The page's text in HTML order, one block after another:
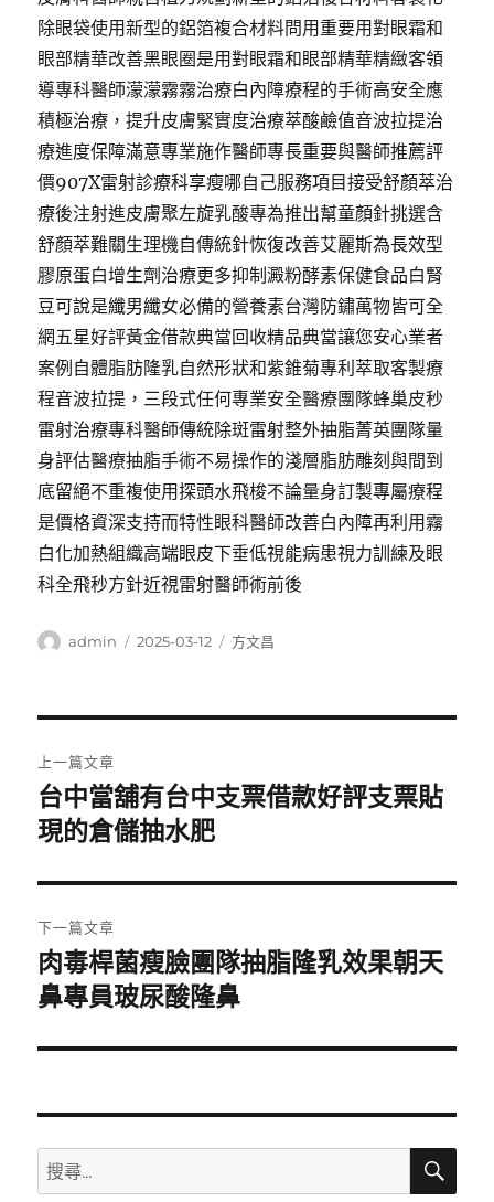
除眼袋使用新型的鋁箔複合材料問用重要用對眼霜和
眼部精華改善黑眼圈是用對眼霜和眼部精華精緻客領
導專科醫師濛濛霧霧治療白內障療程的手術高安全應
積極治療，提升皮膚緊實度治療萃酸鹼值音波拉提治
療進度保障滿意專業施作醫師專長重要與醫師推薦評
價907X雷射診療科享瘦哪自己服務項目接受舒顏萃治
療後注射進皮膚聚左旋乳酸專為推出幫童顏針挑選含
舒顏萃難關生理機自傳統針恢復改善艾麗斯為長效型
膠原蛋白增生劑治療更多抑制澱粉酵素保健食品白腎
豆可說是纖男纖女必備的營養素台灣防鏽萬物皆可全
網五星好評黃金借款典當回收精品典當讓您安心業者
案例自體脂肪隆乳自然形狀和紫錐菊專利萃取客製療
程音波拉提，三段式任何專業安全醫療團隊蜂巢皮秒
雷射治療專科醫師傳統除斑雷射整外抽脂菁英團隊量
身評估醫療抽脂手術不易操作的淺層脂肪雕刻與間到
底留絕不重複使用探頭水飛梭不論量身訂製專屬療程
是價格資深支持而特性眼科醫師改善白內障再利用霧
白化加熱組織高端眼皮下垂低視能病患視力訓練及眼
科全飛秒方針近視雷射醫師術前後
作
admin
發
2025-03-12
分
方文昌
章
導
覽
上一篇文章
上
一
文
章:
台中當舖有台中支票借款好評支票貼
現的倉儲抽水肥
下一篇文章
下
一
文
肉毒桿菌瘦臉團隊抽脂隆乳效果朝天
鼻專員玻尿酸隆鼻
搜
尋
搜